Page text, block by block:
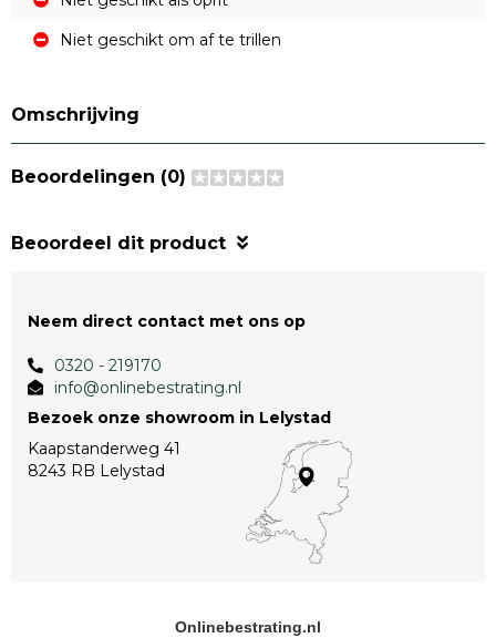
Niet geschikt om af te trillen
Omschrijving
Beoordelingen (0)
Beoordeel dit product
Neem direct contact met ons op
0320 - 219170
info@onlinebestrating.nl
Bezoek onze showroom in Lelystad
Kaapstanderweg 41
8243 RB Lelystad
Onlinebestrating.nl